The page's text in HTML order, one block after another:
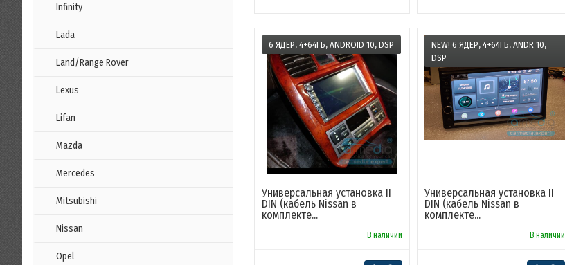
Infinity
Lada
Land/Range Rover
Lexus
Lifan
Mazda
Mercedes
Mitsubishi
Nissan
Opel
6 ЯДЕР, 4+64ГБ, ANDROID 10, DSP
Универсальная установка II
DIN (кабель Nissan в
комплекте...
В наличии
NEW! 6 ЯДЕР, 4+64ГБ, ANDR 10,
DSP
Универсальная установка II
DIN (кабель Nissan в
комплекте...
В наличии